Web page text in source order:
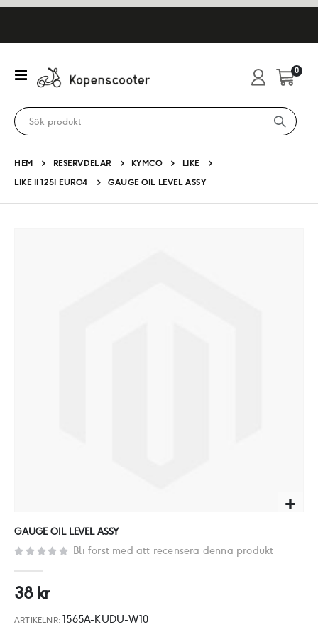
Växla
Nav
Cart
0
HEM RESERVDELAR KYMCO
LIKE
LIKE II 125I EURO4
GAUGE OIL LEVEL ASSY
början
bildgalleriet
GAUGE OIL LEVEL ASSY
Bli först med att recensera denna produkt
38 kr
ARTIKELNR 1565A-KUDU-W10